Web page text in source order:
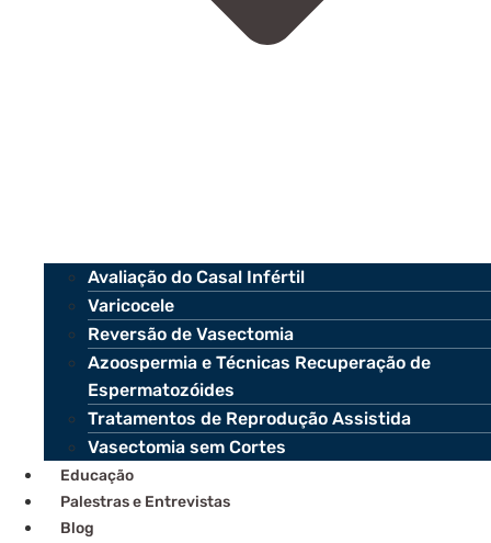
Avaliação do Casal Infértil
Varicocele
Reversão de Vasectomia
Azoospermia e Técnicas Recuperação de
Espermatozóides
Tratamentos de Reprodução Assistida
Vasectomia sem Cortes
Educação
Palestras e Entrevistas
Blog